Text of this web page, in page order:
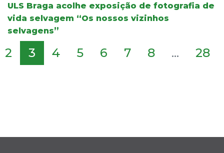
ULS Braga acolhe exposição de fotografia de
vida selvagem “Os nossos vizinhos
selvagens”
2 3 4 5 6 7 8 ... 28